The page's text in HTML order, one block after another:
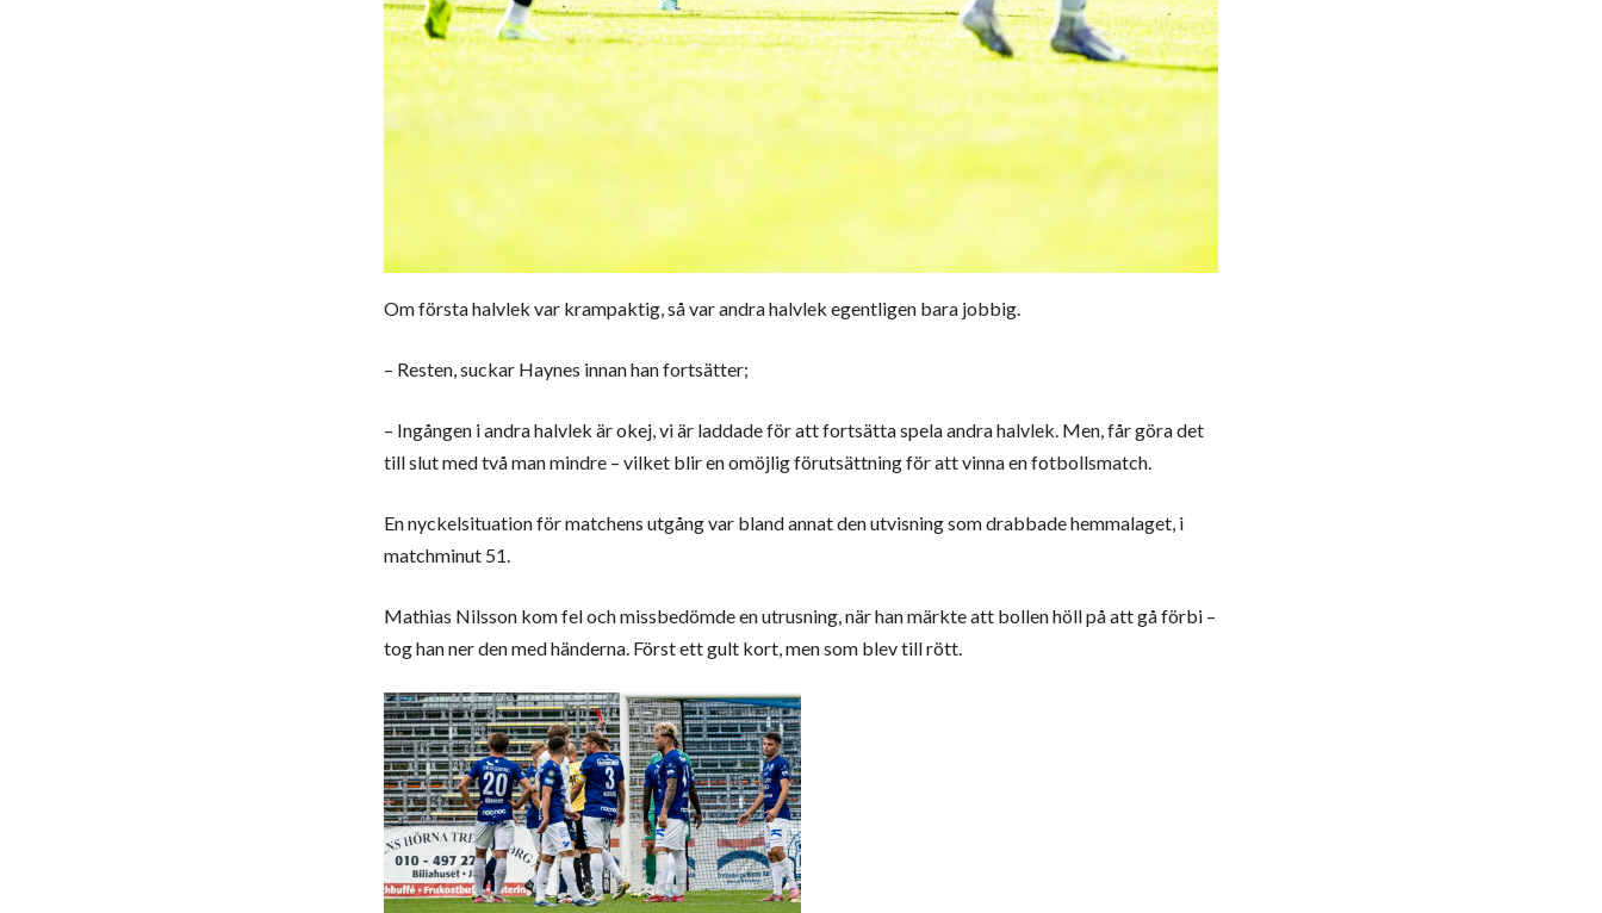
Om första halvlek var krampaktig, så var andra halvlek egentligen bara jobbig.
– Resten, suckar Haynes innan han fortsätter;
– Ingången i andra halvlek är okej, vi är laddade för att fortsätta spela andra halvlek. Men, får göra det
till slut med två man mindre – vilket blir en omöjlig förutsättning för att vinna en fotbollsmatch.
En nyckelsituation för matchens utgång var bland annat den utvisning som drabbade hemmalaget, i
matchminut 51.
Mathias Nilsson kom fel och missbedömde en utrusning, när han märkte att bollen höll på att gå förbi –
tog han ner den med händerna. Först ett gult kort, men som blev till rött.